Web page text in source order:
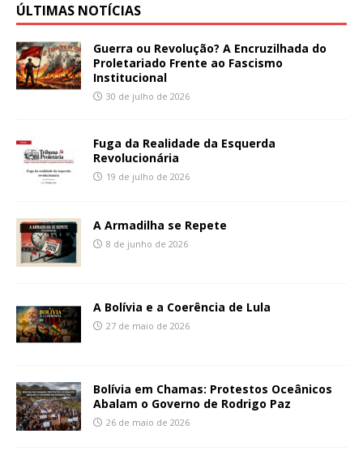
ÚLTIMAS NOTÍCIAS
Guerra ou Revolução? A Encruzilhada do
Proletariado Frente ao Fascismo
Institucional
30 de julho de 2026
Fuga da Realidade da Esquerda
Revolucionária
19 de julho de 2026
A Armadilha se Repete
8 de junho de 2026
A Bolívia e a Coerência de Lula
27 de maio de 2026
Bolívia em Chamas: Protestos Oceânicos
Abalam o Governo de Rodrigo Paz
26 de maio de 2026